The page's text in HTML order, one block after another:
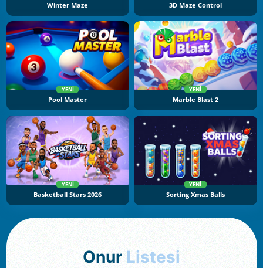
Winter Maze 3D Maze Control
YENI
Pool Master
YENI
Marble Blast 2
YENI
Basketball Stars 2026
YENI
Sorting Xmas Balls
Onur Listesi